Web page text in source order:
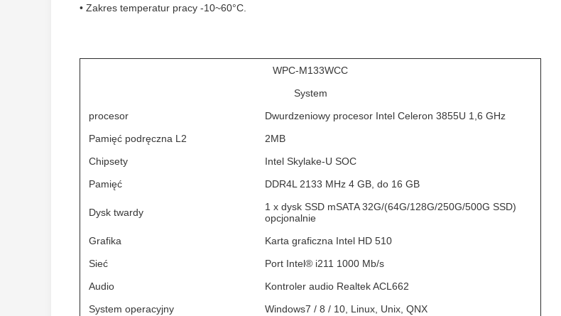
• Zakres temperatur pracy -10~60°C.
WPC-M133WCC
System
procesor
Dwurdzeniowy procesor Intel Celeron 3855U 1,6 GHz
Pamięć podręczna L2
2MB
Chipsety
Intel Skylake-U SOC
Pamięć
DDR4L 2133 MHz 4 GB, do 16 GB
Dysk twardy
1 x dysk SSD mSATA 32G/(64G/128G/250G/500G SSD)
opcjonalnie
Grafika
Karta graficzna Intel HD 510
Sieć
Port Intel® i211 1000 Mb/s
Audio
Kontroler audio Realtek ACL662
System operacyjny
Windows7 / 8 / 10, Linux, Unix, QNX